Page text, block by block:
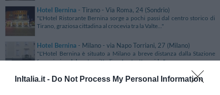
InItalia.it - Do Not Process My Personal Information
Hotel Bernina - Tirano - Via Roma, 24 (Sondrio)
"L'Hotel Ristorante Bernina sorge a pochi passi dal centro storico di
Tirano, graziosa cittadina al crocevia tra la Valte..."
Hotel Bernina - Milano - via Napo Torriani, 27 (Milano)
"L'Hotel Bernina è situato a Milano a breve distanza dalla Stazione
ferroviaria e dal centro cittadino. La struttura, id..."
Hotel Bertelli- Madonna Di Campiglio - Via Cima Tosa, 80